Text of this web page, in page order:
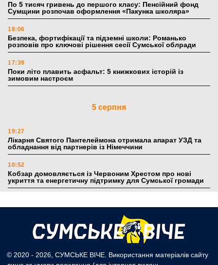
По 5 тисяч гривень до першого класу: Пенсійний фонд
Сумщини розпочав оформлення «Пакунка школяра»
18:06
Безпека, фортифікації та підземні школи: Романько
розповів про ключові рішення сесії Сумської облради
17:39
Поки літо плавить асфальт: 5 книжкових історій із
зимовим настроєм
5 серпня
19:27
Лікарня Святого Пантелеймона отримала апарат УЗД та
обладнання від партнерів із Німеччини
10:52
Кобзар домовляється із Червоним Хрестом про нові
укриття та енергетичну підтримку для Сумської громади
Понад 8 мільйонів книжок згоріли. Як допомогти «Ранку»
та іншим видавництвам відновитися
© 2020 - 2026, СУМСЬКЕ ВІЧЕ. Використання матеріалів сайту